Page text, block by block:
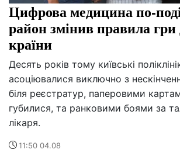
Цифрова медицина по-
район змінив правила гри
країни
Десять років тому київські
асоціювалися виключно з
біля реєстратур, паперовими
губилися, та ранковими боями за
лікаря.
11:50 04.08